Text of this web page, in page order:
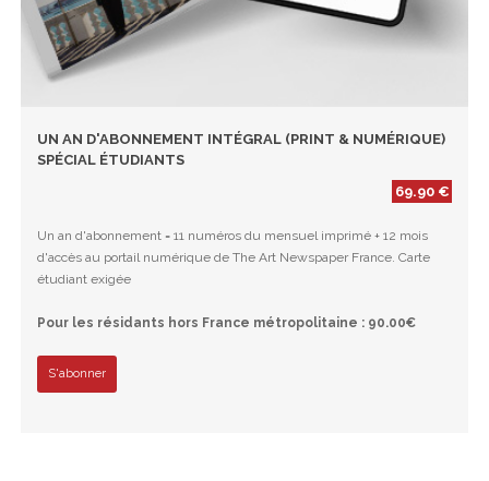
UN AN D'ABONNEMENT INTÉGRAL (PRINT & NUMÉRIQUE)
SPÉCIAL ÉTUDIANTS
69.90 €
Un an d'abonnement = 11 numéros du mensuel imprimé + 12 mois
d'accès au portail numérique de The Art Newspaper France. Carte
étudiant exigée
Pour les résidants hors France métropolitaine : 90.00€
S'abonner